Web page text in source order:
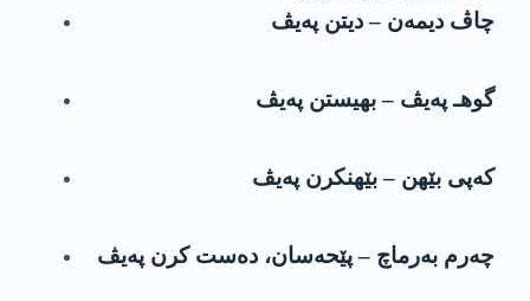
چاڤ دیمه‌ن – دیتن په‌یڤ
گوهـ په‌یڤ – بهیستن په‌یڤ
كه‌پى بێهن – بێهنكرن په‌یڤ
چه‌رم به‌رماچ – پێحه‌سان، ده‌ست كرن په‌یڤ